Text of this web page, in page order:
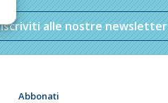
Iscriviti alle nostre newsletter
Abbonati